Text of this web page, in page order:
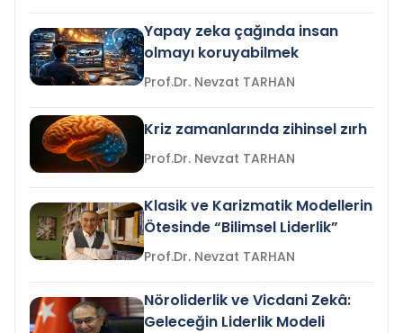
Yapay zeka çağında insan
olmayı koruyabilmek
Prof.Dr. Nevzat TARHAN
Kriz zamanlarında zihinsel zırh
Prof.Dr. Nevzat TARHAN
Klasik ve Karizmatik Modellerin
Ötesinde “Bilimsel Liderlik”
Prof.Dr. Nevzat TARHAN
Nöroliderlik ve Vicdani Zekâ:
Geleceğin Liderlik Modeli